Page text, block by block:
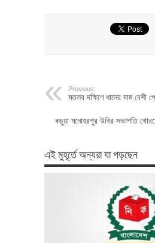
Previous:
মতলব দক্ষিণে ধানের দাম বেশী
কচুয়া মনোহরপুর উবির সভাপতি
এই মুহূর্তে অন্যরা যা পড়ছেন